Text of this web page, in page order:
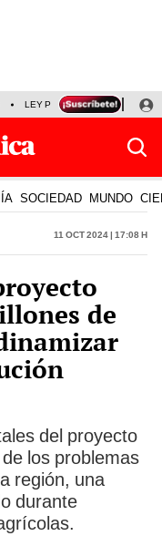
LEY PULPÍN PRECIO DEL
SOCIEDAD MUNDO
11 Oct 2024 | 17:08 h
de
del proyecto
los problemas
región, una
durante